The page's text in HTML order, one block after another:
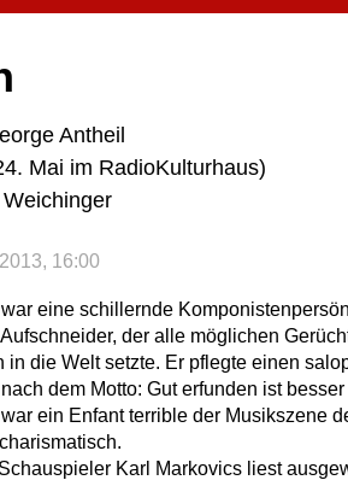
Antheil
Mai im RadioKulturhaus)
16:00
eine schillernde
der alle möglichen
in die Welt setzte. Er pflegte einen
dem Motto: Gut erfunden ist
ein Enfant terrible der Musikszene
Karl Markovics liest